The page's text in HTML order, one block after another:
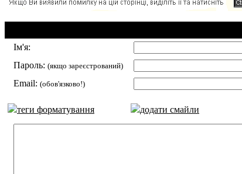
Ім'я:
Пароль: (якщо зареєстрований)
Email: (обов'язково!)
теги форматування додати смайли